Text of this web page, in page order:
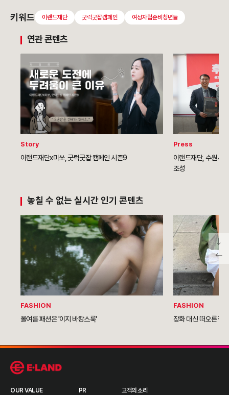
키워드 이랜드재단 굿럭굿잡캠페인 여성자립준비청년들
연관 콘텐츠
Story
이랜드재단x미쏘, 굿럭굿잡 캠페인 시즌9
Press
이랜드재단, 수원시
조성
놓칠 수 없는 실시간 인기 콘텐츠
FASHION
올여름 패션은 '이지 바캉스룩'
FASHION
장화 대신 떠오른 젤
OUR VALUE PR 고객의 소리